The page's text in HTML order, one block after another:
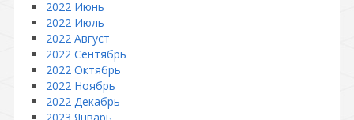
2022 Июнь
2022 Июль
2022 Август
2022 Сентябрь
2022 Октябрь
2022 Ноябрь
2022 Декабрь